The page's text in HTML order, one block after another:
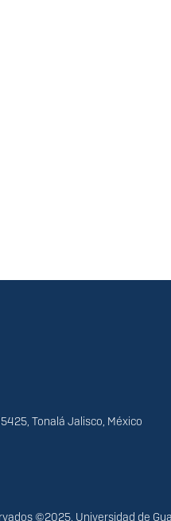
Tonalá Jalisco, México
©2025. Universidad de